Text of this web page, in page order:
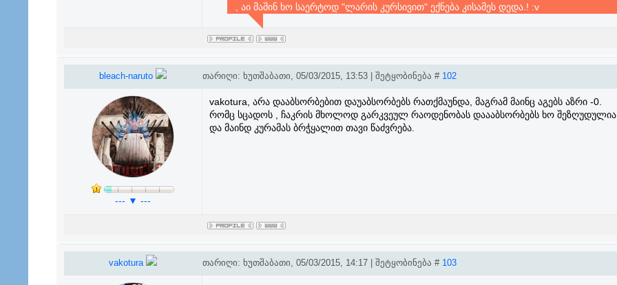
, აი მაშინ ხო საერტოდ "ლარის კურსივით" ექნება კისამეს დედა.! :v
bleach-naruto თარიღი: ხუთშაბათი, 05/03/2015, 13:53 | შეტყობინება # 102
--- ▼ ---
vakotura, არა დააბსორბებით დაუაბსორბებს რათქმაუნდა, მაგრამ მაინც აგებს აზრი -0.
რომც სცადოს , ჩაკრის მხოლოდ გარკვეულ რაოდენობას დაააბსორბებს ხო შეზღუდულია
და მაინდ კურამას ბრჭყალით თავი წაძვრება.
vakotura თარიღი: ხუთშაბათი, 05/03/2015, 14:17 | შეტყობინება # 103